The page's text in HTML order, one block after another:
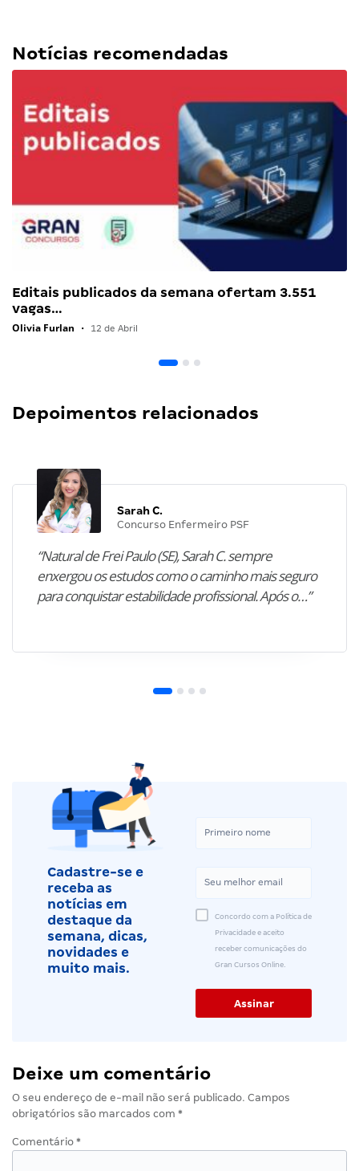
Notícias recomendadas
Editais publicados da semana ofertam 3.551
vagas…
Olivia Furlan • 12 de Abril
Depoimentos relacionados
Sarah C.
Concurso Enfermeiro PSF
“Natural de Frei Paulo (SE), Sarah C. sempre
enxergou os estudos como o caminho mais seguro
para conquistar estabilidade profissional. Após o…”
Cadastre-se e
receba as
notícias em
destaque da
semana, dicas,
novidades e
muito mais.
Concordo com a Política de
Privacidade e aceito
receber comunicações do
Gran Cursos Online.
Deixe um comentário
O seu endereço de e-mail não será publicado. Campos
obrigatórios são marcados com *
Comentário *